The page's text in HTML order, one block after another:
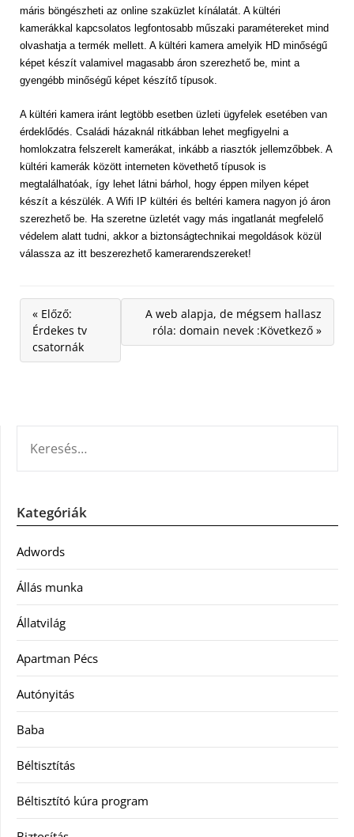
máris böngészheti az online szaküzlet kínálatát. A kültéri
kamerákkal kapcsolatos legfontosabb műszaki paramétereket mind
olvashatja a termék mellett. A kültéri kamera amelyik HD minőségű
képet készít valamivel magasabb áron szerezhető be, mint a
gyengébb minőségű képet készítő típusok.
A kültéri kamera iránt legtöbb esetben üzleti ügyfelek esetében van
érdeklődés. Családi házaknál ritkábban lehet megfigyelni a
homlokzatra felszerelt kamerákat, inkább a riasztók jellemzőbbek. A
kültéri kamerák között interneten követhető típusok is
megtalálhatóak, így lehet látni bárhol, hogy éppen milyen képet
készít a készülék. A Wifi IP kültéri és beltéri kamera nagyon jó áron
szerezhető be. Ha szeretne üzletét vagy más ingatlanát megfelelő
védelem alatt tudni, akkor a biztonságtechnikai megoldások közül
válassza az itt beszerezhető kamerarendszereket!
« Előző:
Érdekes tv
csatornák
A web alapja, de mégsem hallasz
róla: domain nevek :Következő »
Kategóriák
Adwords
Állás munka
Állatvilág
Apartman Pécs
Autónyitás
Baba
Béltisztítás
Béltisztító kúra program